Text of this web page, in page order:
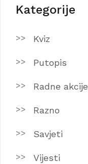
Kategorije
Kviz
Putopis
Radne akcije
Razno
Savjeti
Vijesti